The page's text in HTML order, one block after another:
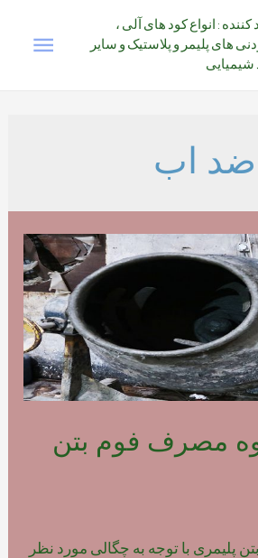
کننده : انواع کود های آلی ،
های پلیمر و پلاستیک و سایر
شیمیایی
ضد اب
مصرف فوم بتن
پلیمری با توجه به چگالی مورد نظر